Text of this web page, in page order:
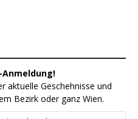
aktuelle Geschehnisse und
Bezirk oder ganz Wien.